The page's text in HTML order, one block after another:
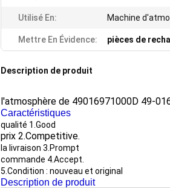
Utilisé En: Machine
Mettre En Évidence: pièces de
Description de produit
l'atmosphère de 49016971000D 49-
Caractéristiques
qualité 1.Good
prix 2.Competitive.
la livraison 3.Prompt
commande 4.Accept.
5.Condition : nouveau et original
Description de produit